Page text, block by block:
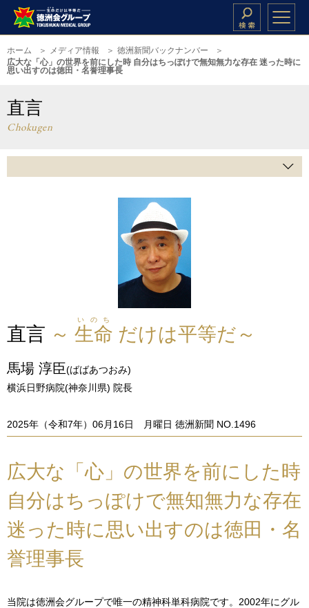
ホーム メディア情報
徳洲新聞バックナンバー
広大な「心」の世界を前にした時 自分はちっぽけで無知無力な存在 迷った時に
思い出すのは徳田・名誉理事長
直言
Chokugen
直言 ～ 生命
いのち
だけは平等だ～
馬場 淳臣(ばばあつおみ)
横浜日野病院(神奈川県) 院長
2025年（令和7年）06月16日 月曜日 徳洲新聞 NO.1496
広大な「心」の世界を前にした時
自分はちっぽけで無知無力な存在
迷った時に思い出すのは徳田・名
誉理事長
当院は徳洲会グループで唯一の精神科単科病院です。2002年にグル